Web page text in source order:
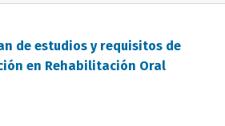
de estudios y requisitos de
en Rehabilitación Oral